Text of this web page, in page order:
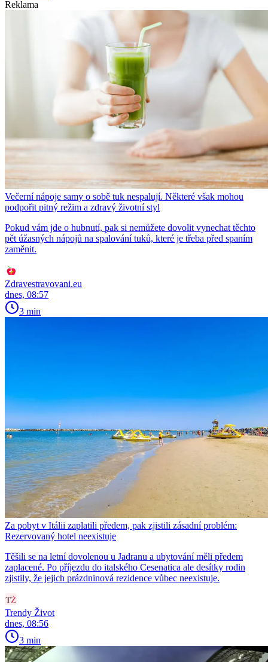
Reklama
Večerní nápoje samy o sobě tuk nespalují. Některé však mohou
podpořit pitný režim a zdravý životní styl
Pokud vám jde o hubnutí, pak si nemůžete dovolit vynechat těchto
pět úžasných nápojů na spalování tuků, které je třeba před spaním
zaměnit.
Zdravestravovani.eu
dnes, 08:57
3 min
Za pobyt v Itálii zaplatili předem, pak zjistili zásadní problém:
Rezervovaný hotel neexistuje
Těšili se na letní dovolenou u Jadranu a ubytování měli předem
zaplacené. Po příjezdu do italského Cesenatica ale desítky rodin
zjistily, že jejich prázdninová rezidence vůbec neexistuje.
Trendy Život
dnes, 08:56
3 min